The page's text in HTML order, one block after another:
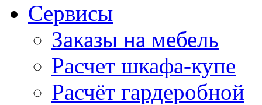
Сервисы
Заказы на мебель
Расчет шкафа-купе
Расчёт гардеробной